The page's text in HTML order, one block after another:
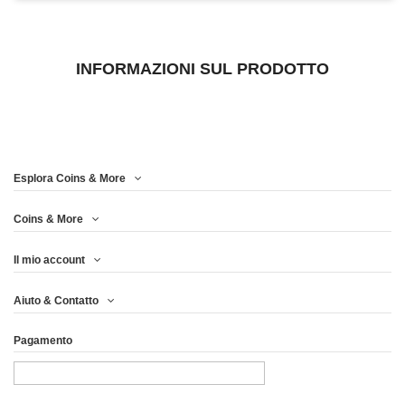
INFORMAZIONI SUL PRODOTTO
Esplora Coins & More
Coins & More
Il mio account
Aiuto & Contatto
Pagamento